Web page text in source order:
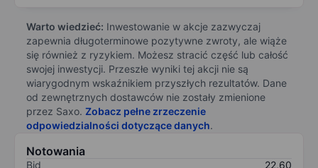
Warto wiedzieć: Inwestowanie w akcje zazwyczaj
zapewnia długoterminowe pozytywne zwroty, ale wiąże
się również z ryzykiem. Możesz stracić część lub całość
swojej inwestycji. Przeszłe wyniki tej akcji nie są
wiarygodnym wskaźnikiem przyszłych rezultatów. Dane
od zewnętrznych dostawców nie zostały zmienione
przez Saxo. Zobacz pełne zrzeczenie
odpowiedzialności dotyczące danych.
Notowania
Bid
22,60